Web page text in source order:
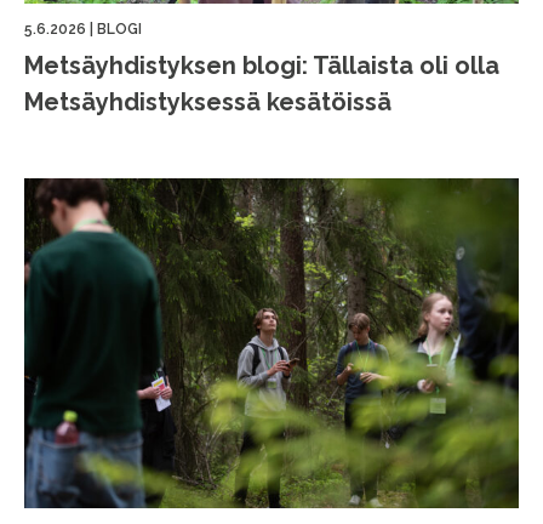
5.6.2026 BLOGI
Metsäyhdistyksen blogi: Tällaista oli olla
Metsäyhdistyksessä kesätöissä